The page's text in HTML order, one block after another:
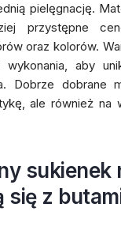
pielęgnację.
przystępne
oraz kolorów.
aby
Dobrze dobrane
ale również na
sukienek
się z